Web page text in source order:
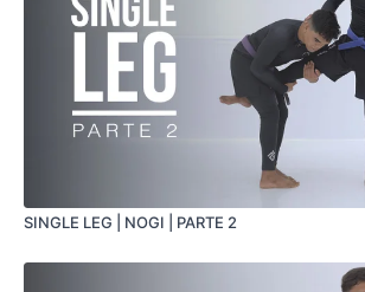
SINGLE LEG | NOGI | PARTE 2